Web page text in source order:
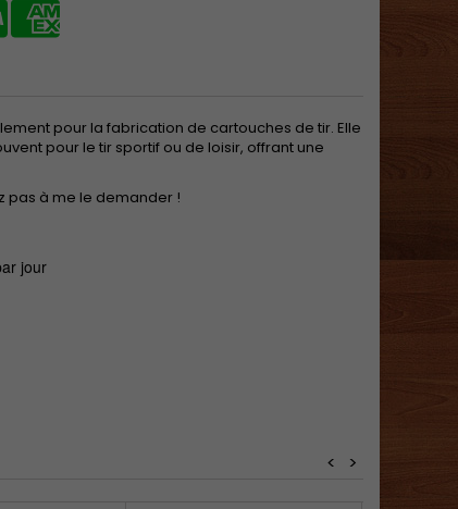
pour la fabrication de cartouches de tir. Elle
pour le tir sportif ou de loisir, offrant une
pas à me le demander !
jour
>
<